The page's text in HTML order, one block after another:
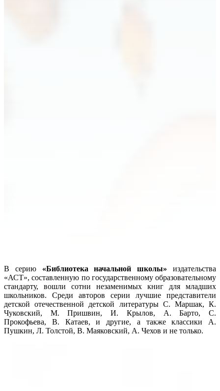
В серию «Библиотека начальной школы» издательства
«АСТ», составленную по государственному образовательному
стандарту, вошли сотни незаменимых книг для младших
школьников. Среди авторов серии лучшие представители
детской отечественной детской литературы С. Маршак, К.
Чуковский, М. Пришвин, И. Крылов, А. Барто, С.
Прокофьева, В. Катаев, и другие, а также классики А.
Пушкин, Л. Толстой, В. Маяковский, А. Чехов и не только.